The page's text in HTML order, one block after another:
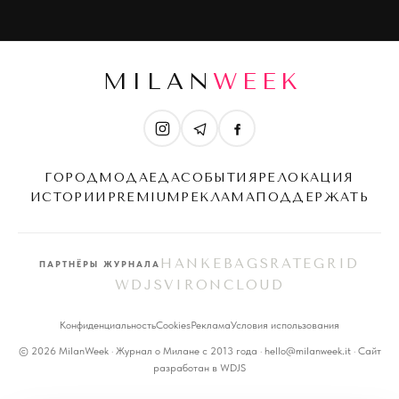
MILAN WEEK
ГОРОДМОДАЕДАСОБЫТИЯ РЕЛОКАЦИЯ
ИСТОРИИ PREMIUM РЕКЛАМАПОДДЕРЖАТЬ
ПАРТНЁРЫ ЖУРНАЛА HANKEBAGS RATEGRID
WDJS VIRONCLOUD
КонфиденциальностьCookiesРекламаУсловия использования
© 2026 MilanWeek · Журнал о Милане с 2013 года · hello@milanweek.it · Сайт
разработан в WDJS